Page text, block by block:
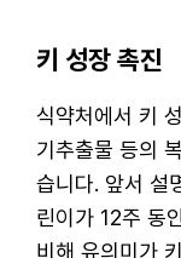
키 성장 촉진
식약처에서 키
기추출물 등의
습니다. 앞서 설
린이가 12주 동
비해 유의미가